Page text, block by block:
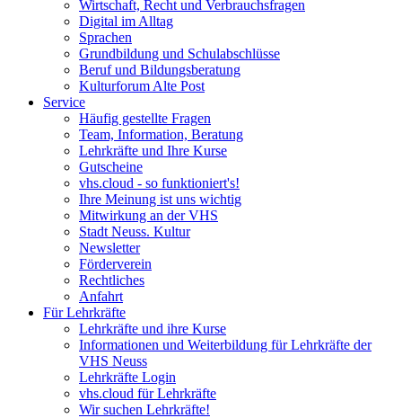
Wirtschaft, Recht und Verbrauchsfragen
Digital im Alltag
Sprachen
Grundbildung und Schulabschlüsse
Beruf und Bildungsberatung
Kulturforum Alte Post
Service
Häufig gestellte Fragen
Team, Information, Beratung
Lehrkräfte und Ihre Kurse
Gutscheine
vhs.cloud - so funktioniert's!
Ihre Meinung ist uns wichtig
Mitwirkung an der VHS
Stadt Neuss. Kultur
Newsletter
Förderverein
Rechtliches
Anfahrt
Für Lehrkräfte
Lehrkräfte und ihre Kurse
Informationen und Weiterbildung für Lehrkräfte der
VHS Neuss
Lehrkräfte Login
vhs.cloud für Lehrkräfte
Wir suchen Lehrkräfte!